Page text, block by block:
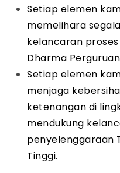
Setiap elemen
memelihara
kelancaran
Dharma
Setiap elemen
menjaga
ketenangan di
mendukung
penyelenggaraan
Tinggi.